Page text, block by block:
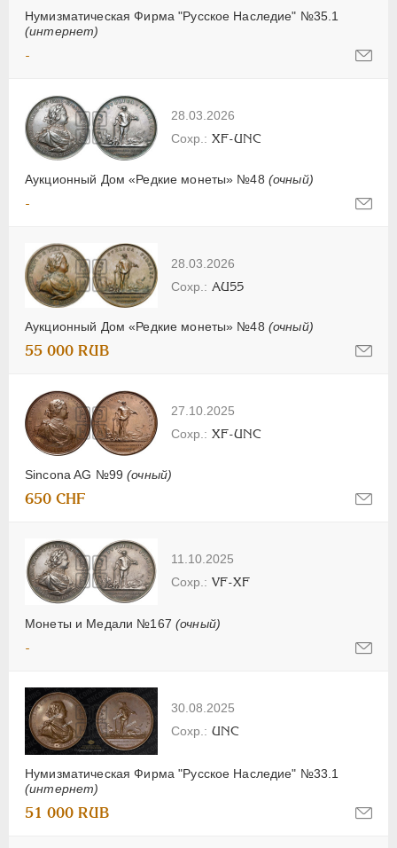
Нумизматическая Фирма "Русское Наследие" №35.1
(интернет)
-
28.03.2026
Аукционный Дом «Редкие монеты» №48 (очный)
XF-UNC
-
28.03.2026
Аукционный Дом «Редкие монеты» №48 (очный)
AU55
55 000 RUB
27.10.2025
Sincona AG №99(очный)
XF-UNC
650 CHF
11.10.2025
Монеты и Медали №167 (очный)
VF-XF
-
30.08.2025
Нумизматическая Фирма "Русское Наследие" №33.1
(интернет)
UNC
51 000 RUB